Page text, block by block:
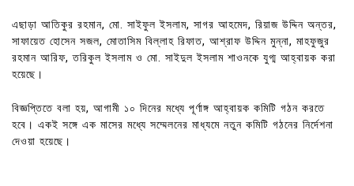
এছাড়া আতিকুর রহমান, মো. সাইফুল ইসলাম, সাগর আহমেদ, রিয়াজ উদ্দিন অন্তর,
সাফায়েত হোসেন সজল, মোতাসিম বিল্লাহ রিফাত, আশ্রাফ উদ্দিন মুন্না, মাহফুজুর
রহমান আরিফ, তরিকুল ইসলাম ও মো. সাইদুল ইসলাম শাওনকে যুগ্ম আহ্বায়ক করা
হয়েছে।
বিজ্ঞপ্তিতে বলা হয়, আগামী ১০ দিনের মধ্যে পূর্ণাঙ্গ আহ্বায়ক কমিটি গঠন করতে
হবে। একই সঙ্গে এক মাসের মধ্যে সম্মেলনের মাধ্যমে নতুন কমিটি গঠনের নির্দেশনা
দেওয়া হয়েছে।